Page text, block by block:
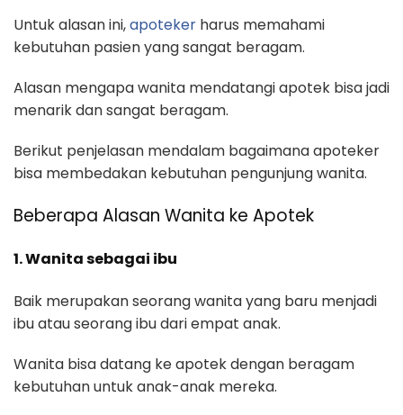
Untuk alasan ini,apoteker harus memahami
kebutuhan pasien yang sangat beragam.
Alasan mengapa wanita mendatangi apotek bisa jadi
menarik dan sangat beragam.
Berikut penjelasan mendalam bagaimana apoteker
bisa membedakan kebutuhan pengunjung wanita.
Beberapa Alasan Wanita ke Apotek
1. Wanita sebagai ibu
Baik merupakan seorang wanita yang baru menjadi
ibu atau seorang ibu dari empat anak.
Wanita bisa datang ke apotek dengan beragam
kebutuhan untuk anak-anak mereka.